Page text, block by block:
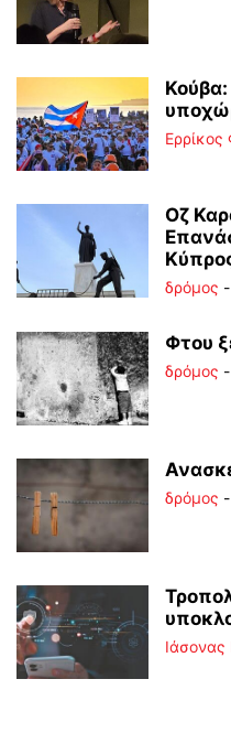
Ερρίκος
Οζ
δρόμος -
Φτου
δρόμος -
δρόμος -